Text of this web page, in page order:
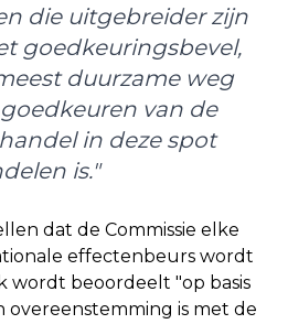
die uitgebreider zijn
goedkeuringsbevel,
duurzame weg
van de
in deze spot
is."
dat de Commissie elke
effectenbeurs wordt
wordt beoordeelt "op basis
overeenstemming is met de